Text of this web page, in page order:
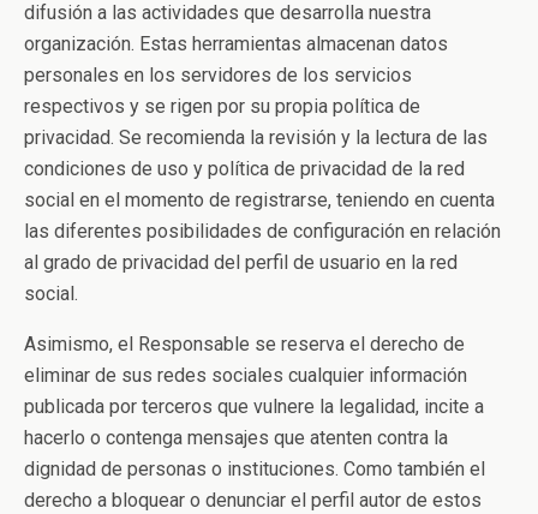
difusión a las actividades que desarrolla nuestra
organización. Estas herramientas almacenan datos
personales en los servidores de los servicios
respectivos y se rigen por su propia política de
privacidad. Se recomienda la revisión y la lectura de las
condiciones de uso y política de privacidad de la red
social en el momento de registrarse, teniendo en cuenta
las diferentes posibilidades de configuración en relación
al grado de privacidad del perfil de usuario en la red
social.
Asimismo, el Responsable se reserva el derecho de
eliminar de sus redes sociales cualquier información
publicada por terceros que vulnere la legalidad, incite a
hacerlo o contenga mensajes que atenten contra la
dignidad de personas o instituciones. Como también el
derecho a bloquear o denunciar el perfil autor de estos